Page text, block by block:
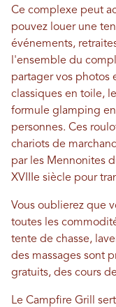
Ce complexe peut
pouvez louer une
événements,
l'ensemble du
partager vos photos
classiques en toile,
formule glamping
personnes. Ces
chariots de
par les Mennonites
XVIIIe siècle pour
Vous oublierez que
toutes les
tente de chasse,
des massages sont
gratuits, des cours
Le Campfire Grill